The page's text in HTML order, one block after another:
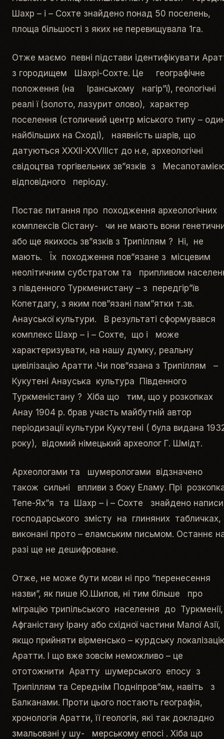
Шахр – і – Сохте знайдено понад 50 поселень,
площа більшості з яких не перевищувала 1га.
Отже маємо певні підстави ідентифікувати
з городищем Шахрі-Сохте. Це географічне
положення (на Іранському нагір”ї), геологічні
реалі ї (золото, лазурит олово), характер
поселення (столичний центр міського типу –
найбільших на Сході), наявність шарів, що
датуються XXXII-XXVIIIcт до н.е, археологічні
свідоцтва торгівельних зв”язків з
відповідного періоду.
Постає питання про походження археологічних
комплексів Сістану- чи не мають вони
або ще якихось зв”язків з Трипіллям ? Ні, не
мають. Їх походження пов”язане з місцевим
неолітичним субстратом та припливом
з південного Туркменистану – з передгір”їв
Копетдагу, з яким пов”язані пам”ятки т.зв.
Анауської культури. В результаті сформувався
комплекс Шахр – і – Сохте, що і може
характеризувати, на нашу думку, реальну
цивілізацію Аратти .Чи пов”язана з Трипіллям –
Кукутені Анауська культура Південного
Туркменістану ? Хіба що тим, що у розкопках
Анау 1904 р. брав участь майбутній автор
періодизації культури Кукутені ( була видана
року), відомий німецький археолог Г. Шмідт.
Археологами та шумерологами відзначено
також сильні впливи з боку Еламу. Прі
Тепе-Ях”я та Шахр – і – Сохте знайдено
господарського змісту на глиняних табличках,
виконані прото – еламським письмом. Останнє
разі ще не дешифроване.
Отже, не може бути мови ні про “перенесення
назви”, як пише Ю.Шилов, ні тим більше про
міграцію трипільського населення до Туркменії,
Афганістану Ірану або східної частини Малої Азії,
якщо прийняти вірменсько – курдську
Аратти. І що вже зовсім неможливо – це
ототожнити Аратту шумерського епосу з
Трипіллям та Середнім Подніпров”ям, навіть з
Балканами. Проти цього постають географія,
хронологія Аратти, її геологія, які так докладно
змальовані у шу- мерському епосі . Хіба що